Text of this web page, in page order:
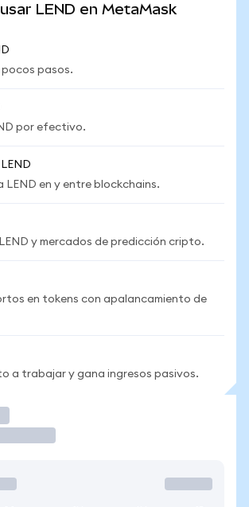
LEND en MetaMask
pocos pasos.
por efectivo.
LEND en y entre blockchains.
y mercados de predicción cripto.
en tokens con apalancamiento de
a trabajar y gana ingresos pasivos.